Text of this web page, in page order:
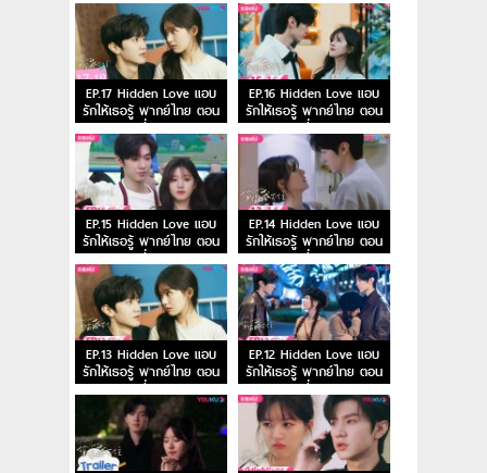
EP.17 Hidden Love แอบ
รักให้เธอรู้ พากย์ไทย ตอน
ที่ 17
EP.16 Hidden Love แอบ
รักให้เธอรู้ พากย์ไทย ตอน
ที่ 16
EP.15 Hidden Love แอบ
รักให้เธอรู้ พากย์ไทย ตอน
ที่ 15
EP.14 Hidden Love แอบ
รักให้เธอรู้ พากย์ไทย ตอน
ที่ 14
EP.13 Hidden Love แอบ
รักให้เธอรู้ พากย์ไทย ตอน
ที่ 13
EP.12 Hidden Love แอบ
รักให้เธอรู้ พากย์ไทย ตอน
ที่ 12